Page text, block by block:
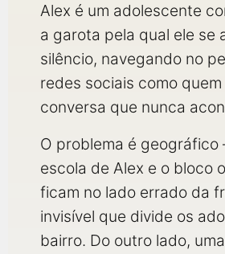
Alex é um adolescente
a garota pela qual ele se
silêncio, navegando no
redes sociais como quem
conversa que nunca
O problema é
escola de Alex e o bloco
ficam no lado errado da
invisível que divide os
bairro. Do outro lado,